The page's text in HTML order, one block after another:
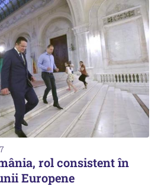
rol consistent în
Europene